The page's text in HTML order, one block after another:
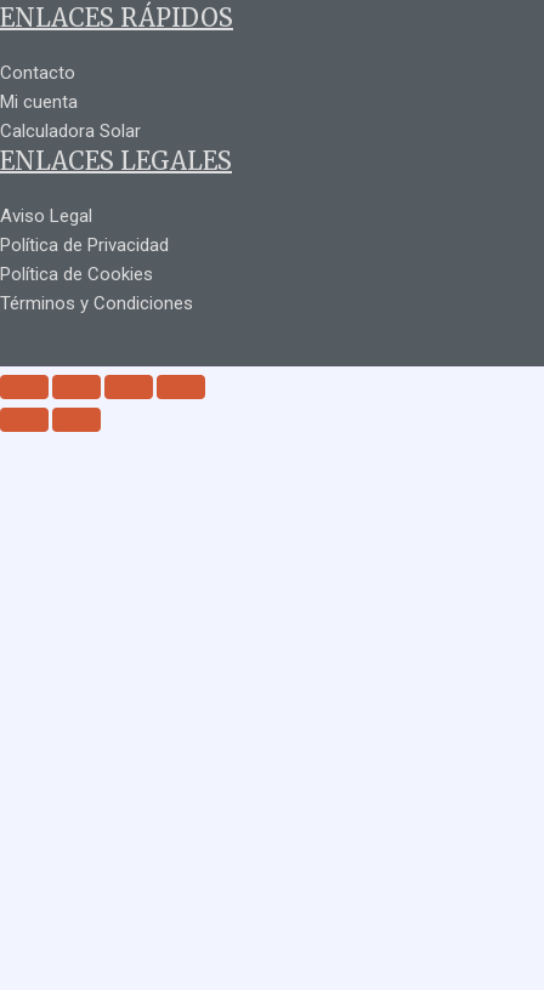
ENLACES RÁPIDOS
Contacto
Mi cuenta
Calculadora Solar
ENLACES LEGALES
Aviso Legal
Política de Privacidad
Política de Cookies
Términos y Condiciones